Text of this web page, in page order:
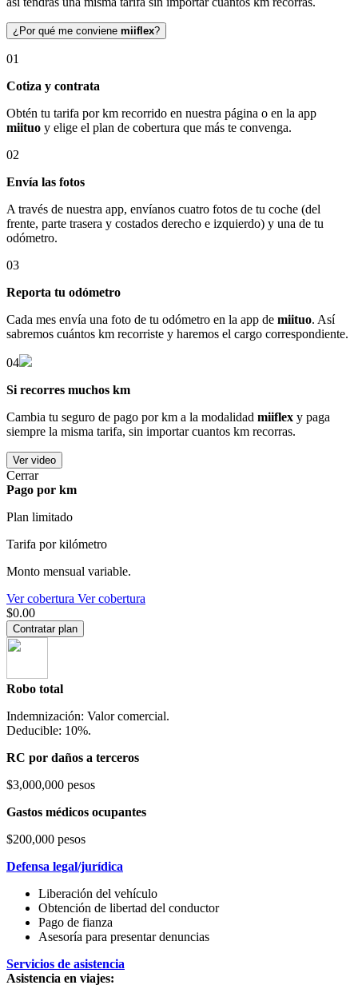
¿Por qué me conviene miiflex?
01
Cotiza y contrata
Obtén tu tarifa por km recorrido en nuestra página o en la app
miituo y elige el plan de cobertura que más te convenga.
02
Envía las fotos
A través de nuestra app, envíanos cuatro fotos de tu coche (del
frente, parte trasera y costados derecho e izquierdo) y una de tu
odómetro.
03
Reporta tu odómetro
Cada mes envía una foto de tu odómetro en la app de miituo. Así
sabremos cuántos km recorriste y haremos el cargo correspondiente.
04
Si recorres muchos km
Cambia tu seguro de pago por km a la modalidad miiflex y paga
siempre la misma tarifa, sin importar cuantos km recorras.
Ver video
Cerrar
Pago por km
Plan limitado
Tarifa por kilómetro
Monto mensual variable.
Ver cobertura Ver cobertura
$0.00
Contratar plan
Robo total
Indemnización: Valor comercial.
Deducible: 10%.
RC por daños a terceros
$3,000,000 pesos
Gastos médicos ocupantes
$200,000 pesos
Defensa legal/jurídica
Liberación del vehículo
Obtención de libertad del conductor
Pago de fianza
Asesoría para presentar denuncias
Servicios de asistencia
Asistencia en viajes: